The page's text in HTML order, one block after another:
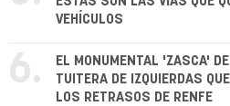
VEHÍCULOS
6.
EL MONUMENTAL 'ZASCA'
TUITERA DE IZQUIERDAS
LOS RETRASOS DE RENFE